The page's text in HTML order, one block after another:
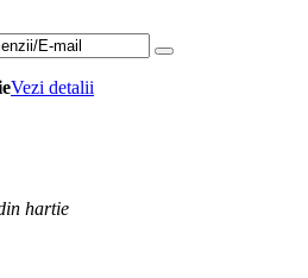
Vezi detalii
hartie